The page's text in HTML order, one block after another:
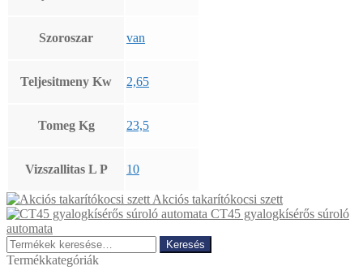
Szoroszar van
Teljesitmeny Kw 2,65
Tomeg Kg 23,5
Vizszallitas L P 10
Akciós takarítókocsi szett
CT45 gyalogkísérős súroló
automata
Keresés
a
következőre:
Keresés
Termékkategóriák